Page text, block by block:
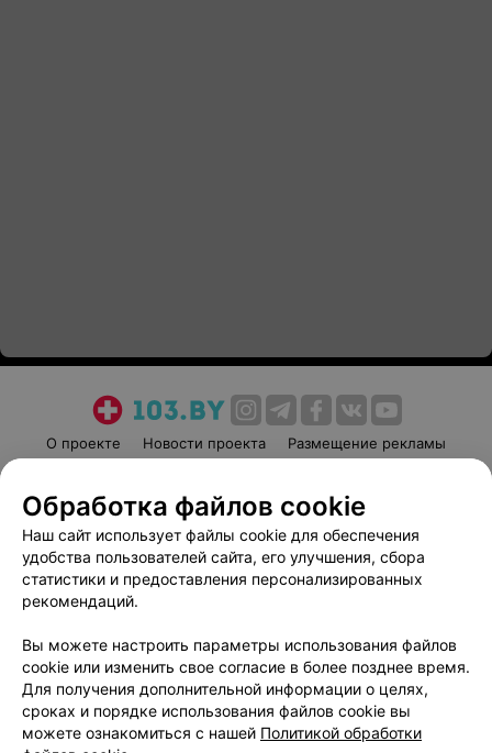
О проекте Новости проекта
Размещение рекламы
Пользовательское соглашение
Способы оплаты
Вакансии
Партнеры
Написать руководителю 103.by
Обработка персональных данных
Обработка файлов cookie
Наш сайт использует файлы cookie для обеспечения
удобства пользователей сайта, его улучшения, сбора
статистики и предоставления персонализированных
рекомендаций.
Вы можете настроить параметры использования файлов
cookie или изменить свое согласие в более позднее время.
Для получения дополнительной информации о целях,
сроках и порядке использования файлов cookie вы
можете ознакомиться с нашей Политикой обработки